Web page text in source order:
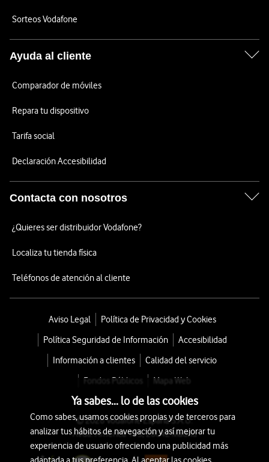
Sorteos Vodafone
Ayuda al cliente
Comparador de móviles
Repara tu dispositivo
Tarifa social
Declaración Accesibilidad
Contacta con nosotros
¿Quieres ser distribuidor Vodafone?
Localiza tu tienda física
Teléfonos de atención al cliente
Aviso Legal
Política de Privacidad y Cookies
Política Seguridad de Información
Accesibilidad
Información a clientes
Calidad del servicio
Fondos Públicos
Mapa Web
© 2026 Vodafone España S.A.U.
Avda. América 115, 28042 Madrid
Ya sabes... lo de las cookies
Como sabes, usamos cookies propias y de terceros para
analizar tus hábitos de navegación y así mejorar tu
experiencia de usuario ofreciendo una publicidad más